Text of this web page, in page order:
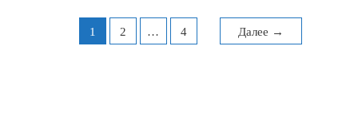
1 2 … 4 Далее →